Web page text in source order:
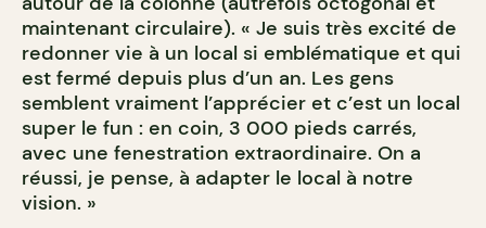
maintenant circulaire). « Je suis très excité de
redonner vie à un local si emblématique et qui
est fermé depuis plus d’un an. Les gens
semblent vraiment l’apprécier et c’est un local
super le fun : en coin, 3 000 pieds carrés,
avec une fenestration extraordinaire. On a
réussi, je pense, à adapter le local à notre
vision. »